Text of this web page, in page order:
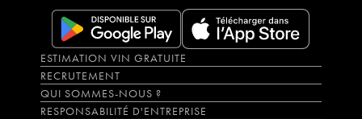
ESTIMATION VIN GRATUITE
RECRUTEMENT
QUI SOMMES-NOUS ?
RESPONSABILITÉ D'ENTREPRISE